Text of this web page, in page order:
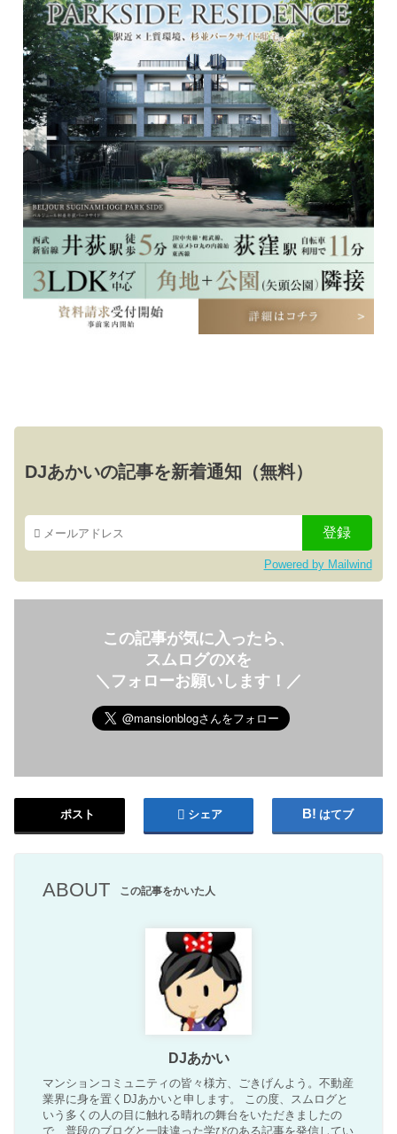
DJあかいの記事を新着通知（無料）
Powered by Mailwind
この記事が気に入ったら、
スムログのXを
＼フォローお願いします！／
ポスト シェア はてブ
ABOUT この記事をかいた人
DJあかい
マンションコミュニティの皆々様方、ごきげんよう。不動産
業界に身を置くDJあかいと申します。 この度、スムログと
いう多くの人の目に触れる晴れの舞台をいただきましたの
で、普段のブログと一味違った学びのある記事を発信してい